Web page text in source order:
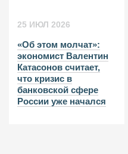
25 ИЮЛ 2026
«Об этом молчат»:
экономист Валентин
Катасонов считает,
что кризис в
банковской сфере
России уже начался